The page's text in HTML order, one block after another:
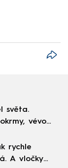
světa.
vévodí
rychle
A vločky